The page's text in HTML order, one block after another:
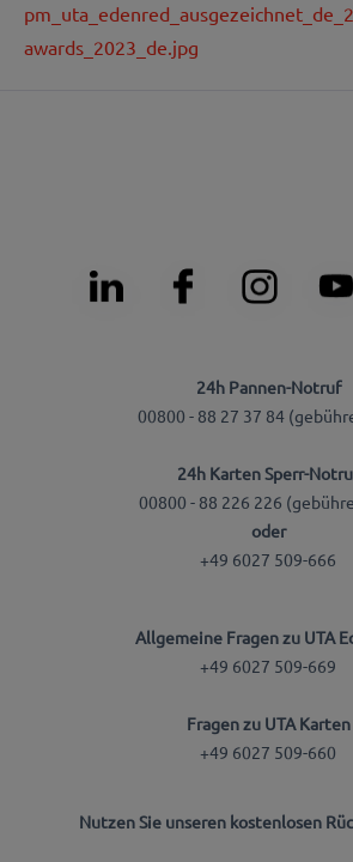
awards_2023_de.jpg
24h Pannen-Notruf
00800 - 88 27 37 84
24h Karten Sperr-
00800 - 88 226 226
oder
+49 6027 509-666
Allgemeine Fragen zu UTA
+49 6027 509-669
Fragen zu UTA Karten
+49 6027 509-660
Nutzen Sie unseren kostenlosen